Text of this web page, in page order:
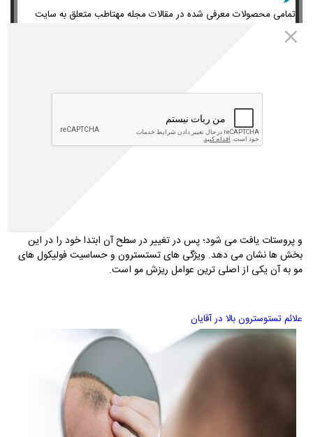
تمامی محصولات معرفی شده در مقالات مجله مهتاطب متعلق به سایت
داروخانه اینترنتی مهتاطب(داروخانه شبانه روزی دکتر رویا میرنظامی) می
باشد و شما عزیزان میتوانید کلیه محصولات مورد نیاز خود را از طریق
برنامه واتس اپ-ایتا و روبیکا : 09302007587
خرید تلفنی: 02165389693
و پروستات یافت می شود؛ پس در تغییر در سطح آن ابتدا خود را در این
بخش ها نشان می دهد. ویژگی های تستسترون و حساسیت فولیکول های
مو به آن یکی از اصلی ترین عوامل ریزش مو است.
علائم تستوسترون بالا در آقایان